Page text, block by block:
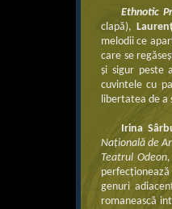
Ethnotic
clapă),
melodii ce
care se
şi sigur peste
cuvintele cu
libertatea de a
Irina
Naţională de
Teatrul
genuri
romanească